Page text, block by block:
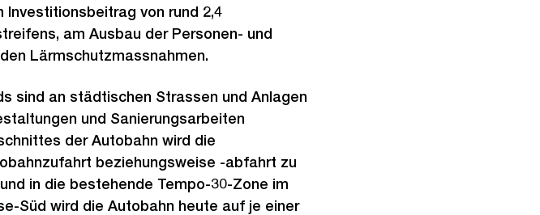
von rund 2,4
am Ausbau der Personen- und
Lärmschutzmassnahmen.
sind an städtischen Strassen und Anlagen
und Sanierungsarbeiten
der Autobahn wird die
beziehungsweise -abfahrt zu
in die bestehende Tempo-30-Zone im
Süd wird die Autobahn heute auf je einer